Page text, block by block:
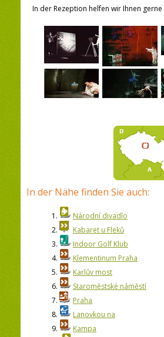
In der Rezeption helfen wir Ihnen
In der Nähe finden Sie auch:
1.
Národní divadlo
2.
Kabaret u Fleků
3.
Indoor Golf Klub
4.
Klementinum Praha
5.
Karlův most
6.
Staroměstské náměstí
7.
Praha
8.
Lanovkou na
9.
Kampa